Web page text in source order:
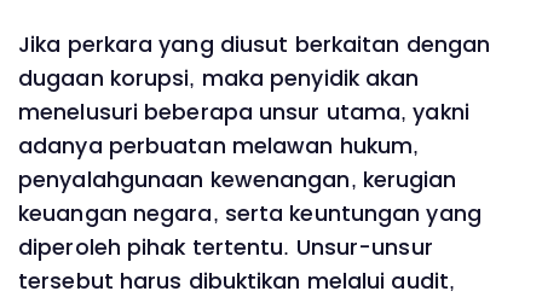
Jika perkara yang diusut berkaitan dengan
dugaan korupsi, maka penyidik akan
menelusuri beberapa unsur utama, yakni
adanya perbuatan melawan hukum,
penyalahgunaan kewenangan, kerugian
keuangan negara, serta keuntungan yang
diperoleh pihak tertentu. Unsur-unsur
tersebut harus dibuktikan melalui audit,